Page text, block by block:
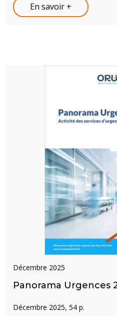
En savoir +
décembre 2025
Panorama Urgences
Décembre 2025, 54 p.